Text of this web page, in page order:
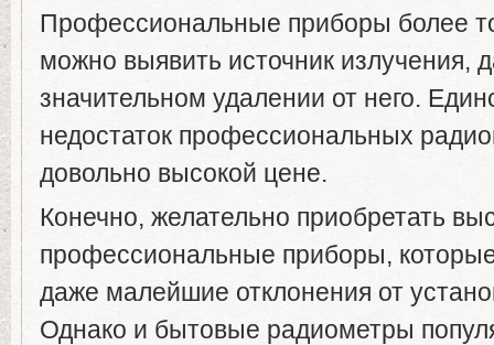
Профессиональные приборы более
можно выявить источник излучения,
значительном удалении от него.
недостаток профессиональных
довольно высокой цене.
Конечно, желательно приобретать
профессиональные приборы,
даже малейшие отклонения от
Однако и бытовые радиометры